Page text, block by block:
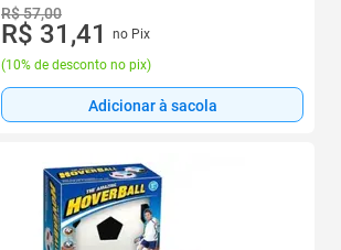
R$ 57,00
R$ 31,41
no Pix
(10% de desconto no pix)
Adicionar à sacola